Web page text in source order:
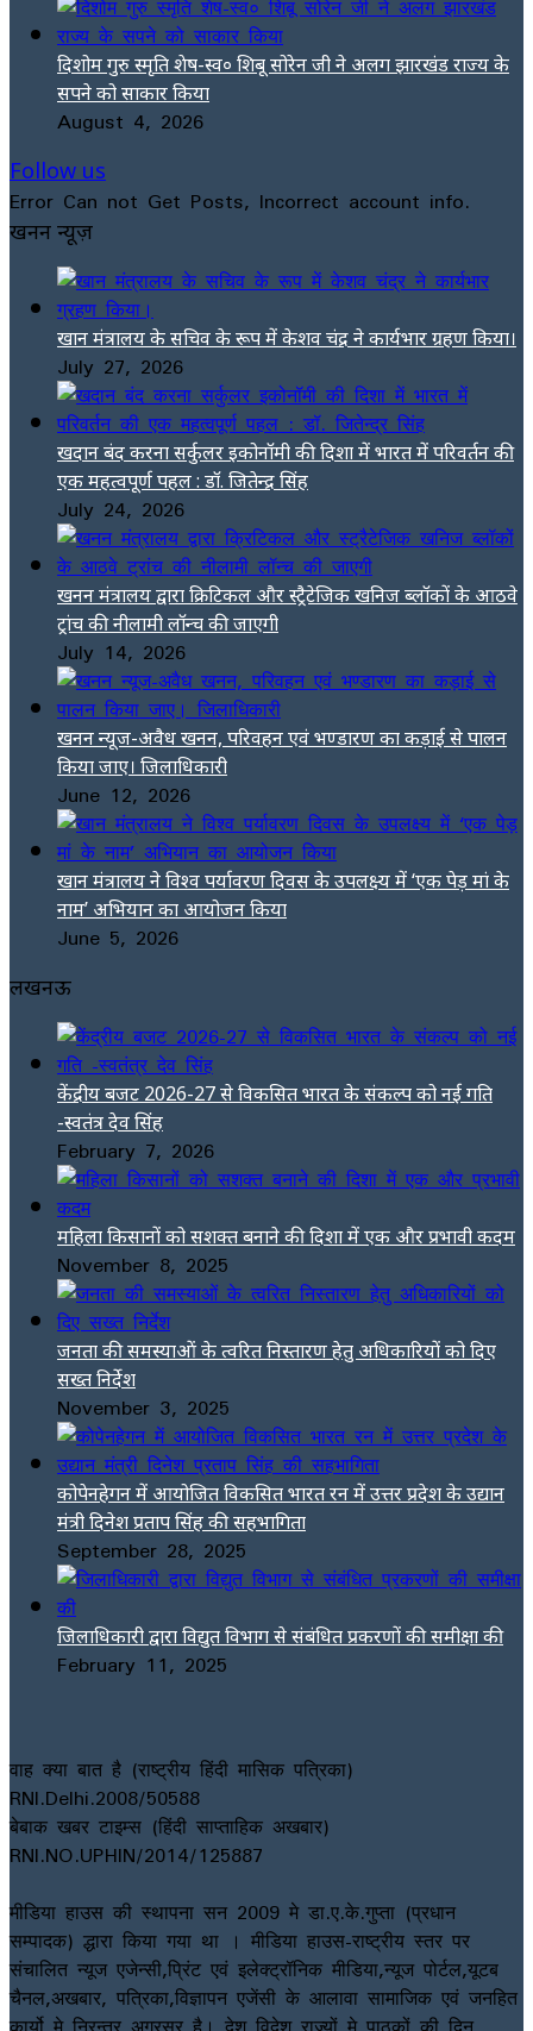
दिशोम गुरु स्मृति शेष-स्व० शिबू सोरेन जी ने अलग झारखंड राज्य के
सपने को साकार किया
August 4, 2026
Follow us
Error Can not Get Posts, Incorrect account info.
खनन न्यूज़
खान मंत्रालय के सचिव के रूप में केशव चंद्र ने कार्यभार ग्रहण किया।
July 27, 2026
खदान बंद करना सर्कुलर इकोनॉमी की दिशा में भारत में परिवर्तन की
एक महत्वपूर्ण पहल : डॉ. जितेन्द्र सिंह
July 24, 2026
खनन मंत्रालय द्वारा क्रिटिकल और स्ट्रैटेजिक खनिज ब्लॉकों के आठवे
ट्रांच की नीलामी लॉन्च की जाएगी
July 14, 2026
खनन न्यूज-अवैध खनन, परिवहन एवं भण्डारण का कड़ाई से पालन
किया जाए। जिलाधिकारी
June 12, 2026
खान मंत्रालय ने विश्व पर्यावरण दिवस के उपलक्ष्य में ‘एक पेड़ मां के
नाम’ अभियान का आयोजन किया
June 5, 2026
लखनऊ
केंद्रीय बजट 2026-27 से विकसित भारत के संकल्प को नई गति
-स्वतंत्र देव सिंह
February 7, 2026
महिला किसानों को सशक्त बनाने की दिशा में एक और प्रभावी कदम
November 8, 2025
जनता की समस्याओं के त्वरित निस्तारण हेतु अधिकारियों को दिए
सख्त निर्देश
November 3, 2025
कोपेनहेगन में आयोजित विकसित भारत रन में उत्तर प्रदेश के उद्यान
मंत्री दिनेश प्रताप सिंह की सहभागिता
September 28, 2025
जिलाधिकारी द्वारा विद्युत विभाग से संबंधित प्रकरणों की समीक्षा की
February 11, 2025
वाह क्या बात है (राष्ट्रीय हिंदी मासिक पत्रिका)
RNI.Delhi.2008/50588
बेबाक खबर टाइम्स (हिंदी साप्ताहिक अखबार)
RNI.NO.UPHIN/2014/125887
मीडिया हाउस की स्थापना सन 2009 मे डा.ए.के.गुप्ता (प्रधान
सम्पादक) द्धारा किया गया था । मीडिया हाउस-राष्ट्रीय स्तर पर
संचालित न्यूज एजेन्सी,प्रिंट एवं इलेक्ट्रॉनिक मीडिया,न्यूज पोर्टल,यूटब
चैनल,अखबार, पत्रिका,विज्ञापन एजेंसी के आलावा सामाजिक एवं जनहित